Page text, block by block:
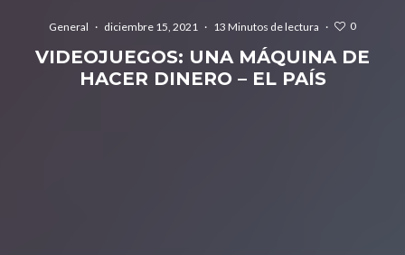
General · diciembre 15, 2021 · 13 Minutos de lectura · 0
VIDEOJUEGOS: UNA MÁQUINA DE
HACER DINERO – EL PAÍS